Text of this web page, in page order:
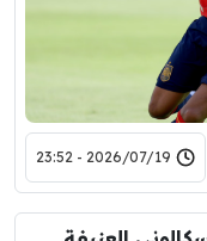
2026/07/19 - 23:52